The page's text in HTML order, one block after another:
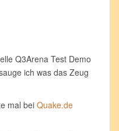
Q3Arena Test Demo
ich was das Zeug
mal bei Quake.de